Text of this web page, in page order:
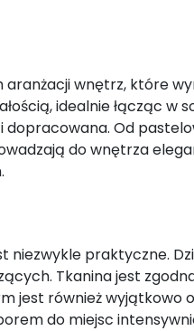
wnętrz, które
idealnie łącząc w
Od
do wnętrza
praktyczne.
Tkanina jest
jest również wyjątkowo
do miejsc